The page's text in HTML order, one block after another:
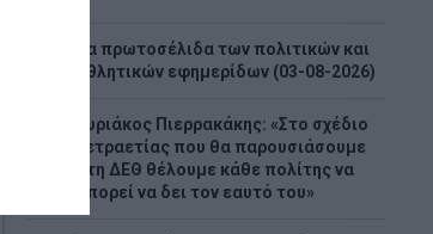
Τα πρωτοσέλιδα των πολιτικών και
αθλητικών εφημερίδων (03-08-2026)
Κυριάκος Πιερρακάκης: «Στο σχέδιο
τετραετίας που θα παρουσιάσουμε
στη ΔΕΘ θέλουμε κάθε πολίτης να
μπορεί να δει τον εαυτό του»